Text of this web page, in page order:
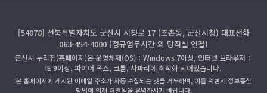
[54078] 전북특별자치도 군산시 시청로 17 (조촌동, 군산시청) 대표전화
063-454-4000 (정규업무시간 외 당직실 연결)
군산시 누리집(홈페이지)은 운영체제(OS)：Windows 7이상, 인터넷 브라우저：
IE 9이상, 파이어 폭스, 크롬, 사파리에 최적화 되어있습니다.
본 홈페이지에 게시된 이메일 주소가 자동 수집되는 것을 거부하며, 이를 위반시 정보통신
망법에 의해 처벌됨을 유념하시기 바랍니다.